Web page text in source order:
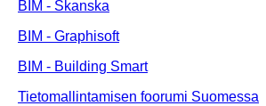
BIM - Skanska
BIM - Graphisoft
BIM - Building Smart
Tietomallintamisen foorumi Suomessa